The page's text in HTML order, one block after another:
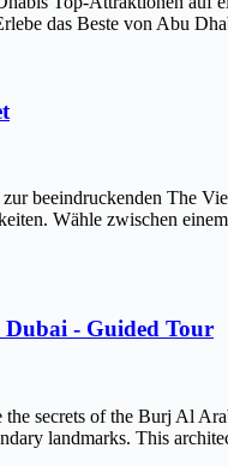
das Beste von Abu
beeindruckenden The
Wähle zwischen
- Guided Tour
secrets of the Burj Al
landmarks. This